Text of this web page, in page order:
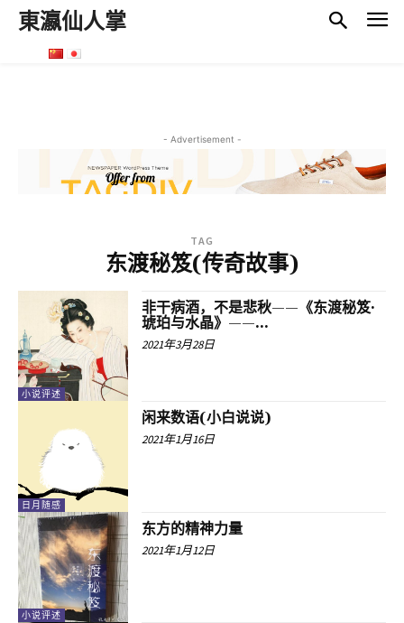
東瀛仙人掌
- Advertisement -
TAG
东渡秘笈(传奇故事)
小说评述
非干病酒，不是悲秋——《东渡秘笈·
琥珀与水晶》——...
2021年3月28日
日月随感
闲来数语(小白说说)
2021年1月16日
小说评述
东方的精神力量
2021年1月12日